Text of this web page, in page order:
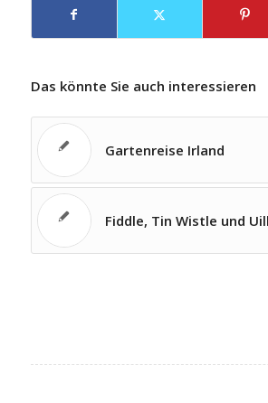
Das könnte Sie auch interessieren
Gartenreise Irland
Fiddle, Tin Wistle und